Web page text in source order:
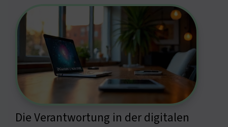
Die Verantwortung in der digitalen